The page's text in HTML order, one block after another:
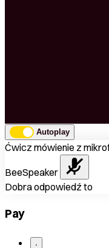
Autoplay
Ćwicz mówienie z
BeeSpeaker
Dobra odpowiedź to
Pay